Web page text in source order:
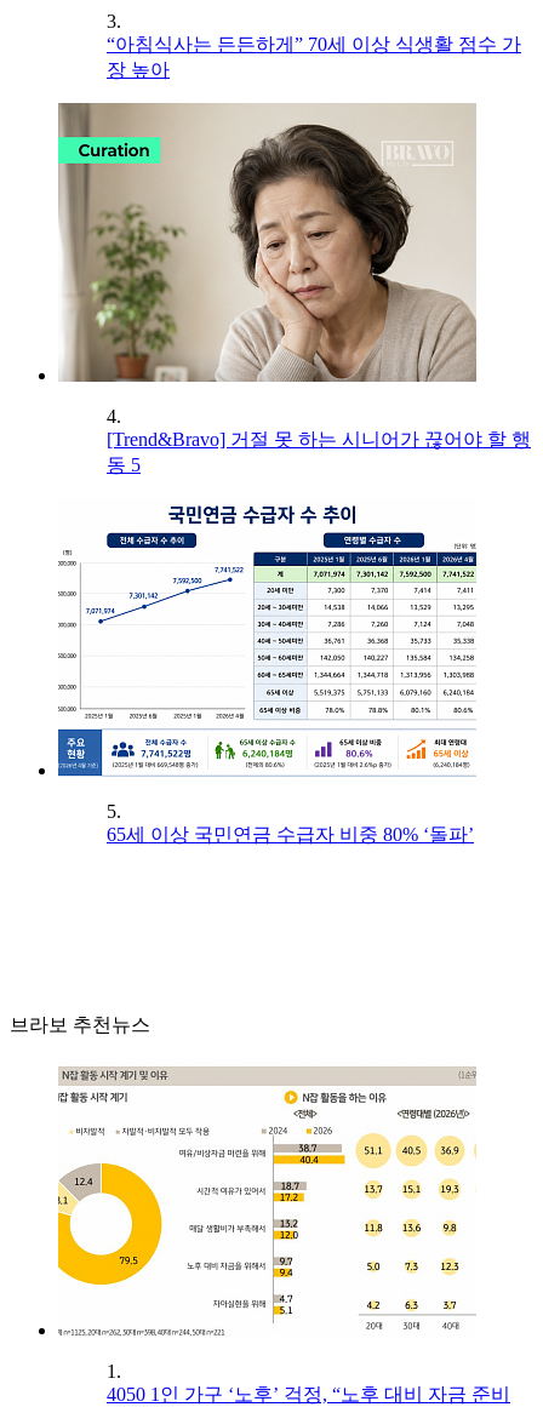
3.
“아침식사는 든든하게” 70세 이상 식생활 점수 가
장 높아
4.
[Trend&Bravo] 거절 못 하는 시니어가 끊어야 할 행
동 5
5.
65세 이상 국민연금 수급자 비중 80% ‘돌파’
브라보 추천뉴스
1.
4050 1인 가구 ‘노후’ 걱정, “노후 대비 자금 준비